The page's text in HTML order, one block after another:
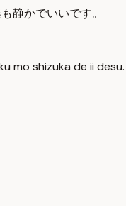
静かでいいです。
mo shizuka de ii desu.